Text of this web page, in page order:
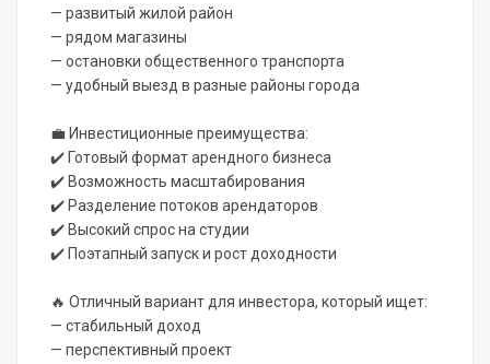
— развитый жилой район
— рядом магазины
— остановки общественного транспорта
— удобный выезд в разные районы города
💼 Инвестиционные преимущества:
✔️ Готовый формат арендного бизнеса
✔️ Возможность масштабирования
✔️ Разделение потоков арендаторов
✔️ Высокий спрос на студии
✔️ Поэтапный запуск и рост доходности
🔥 Отличный вариант для инвестора, который ищет:
— стабильный доход
— перспективный проект